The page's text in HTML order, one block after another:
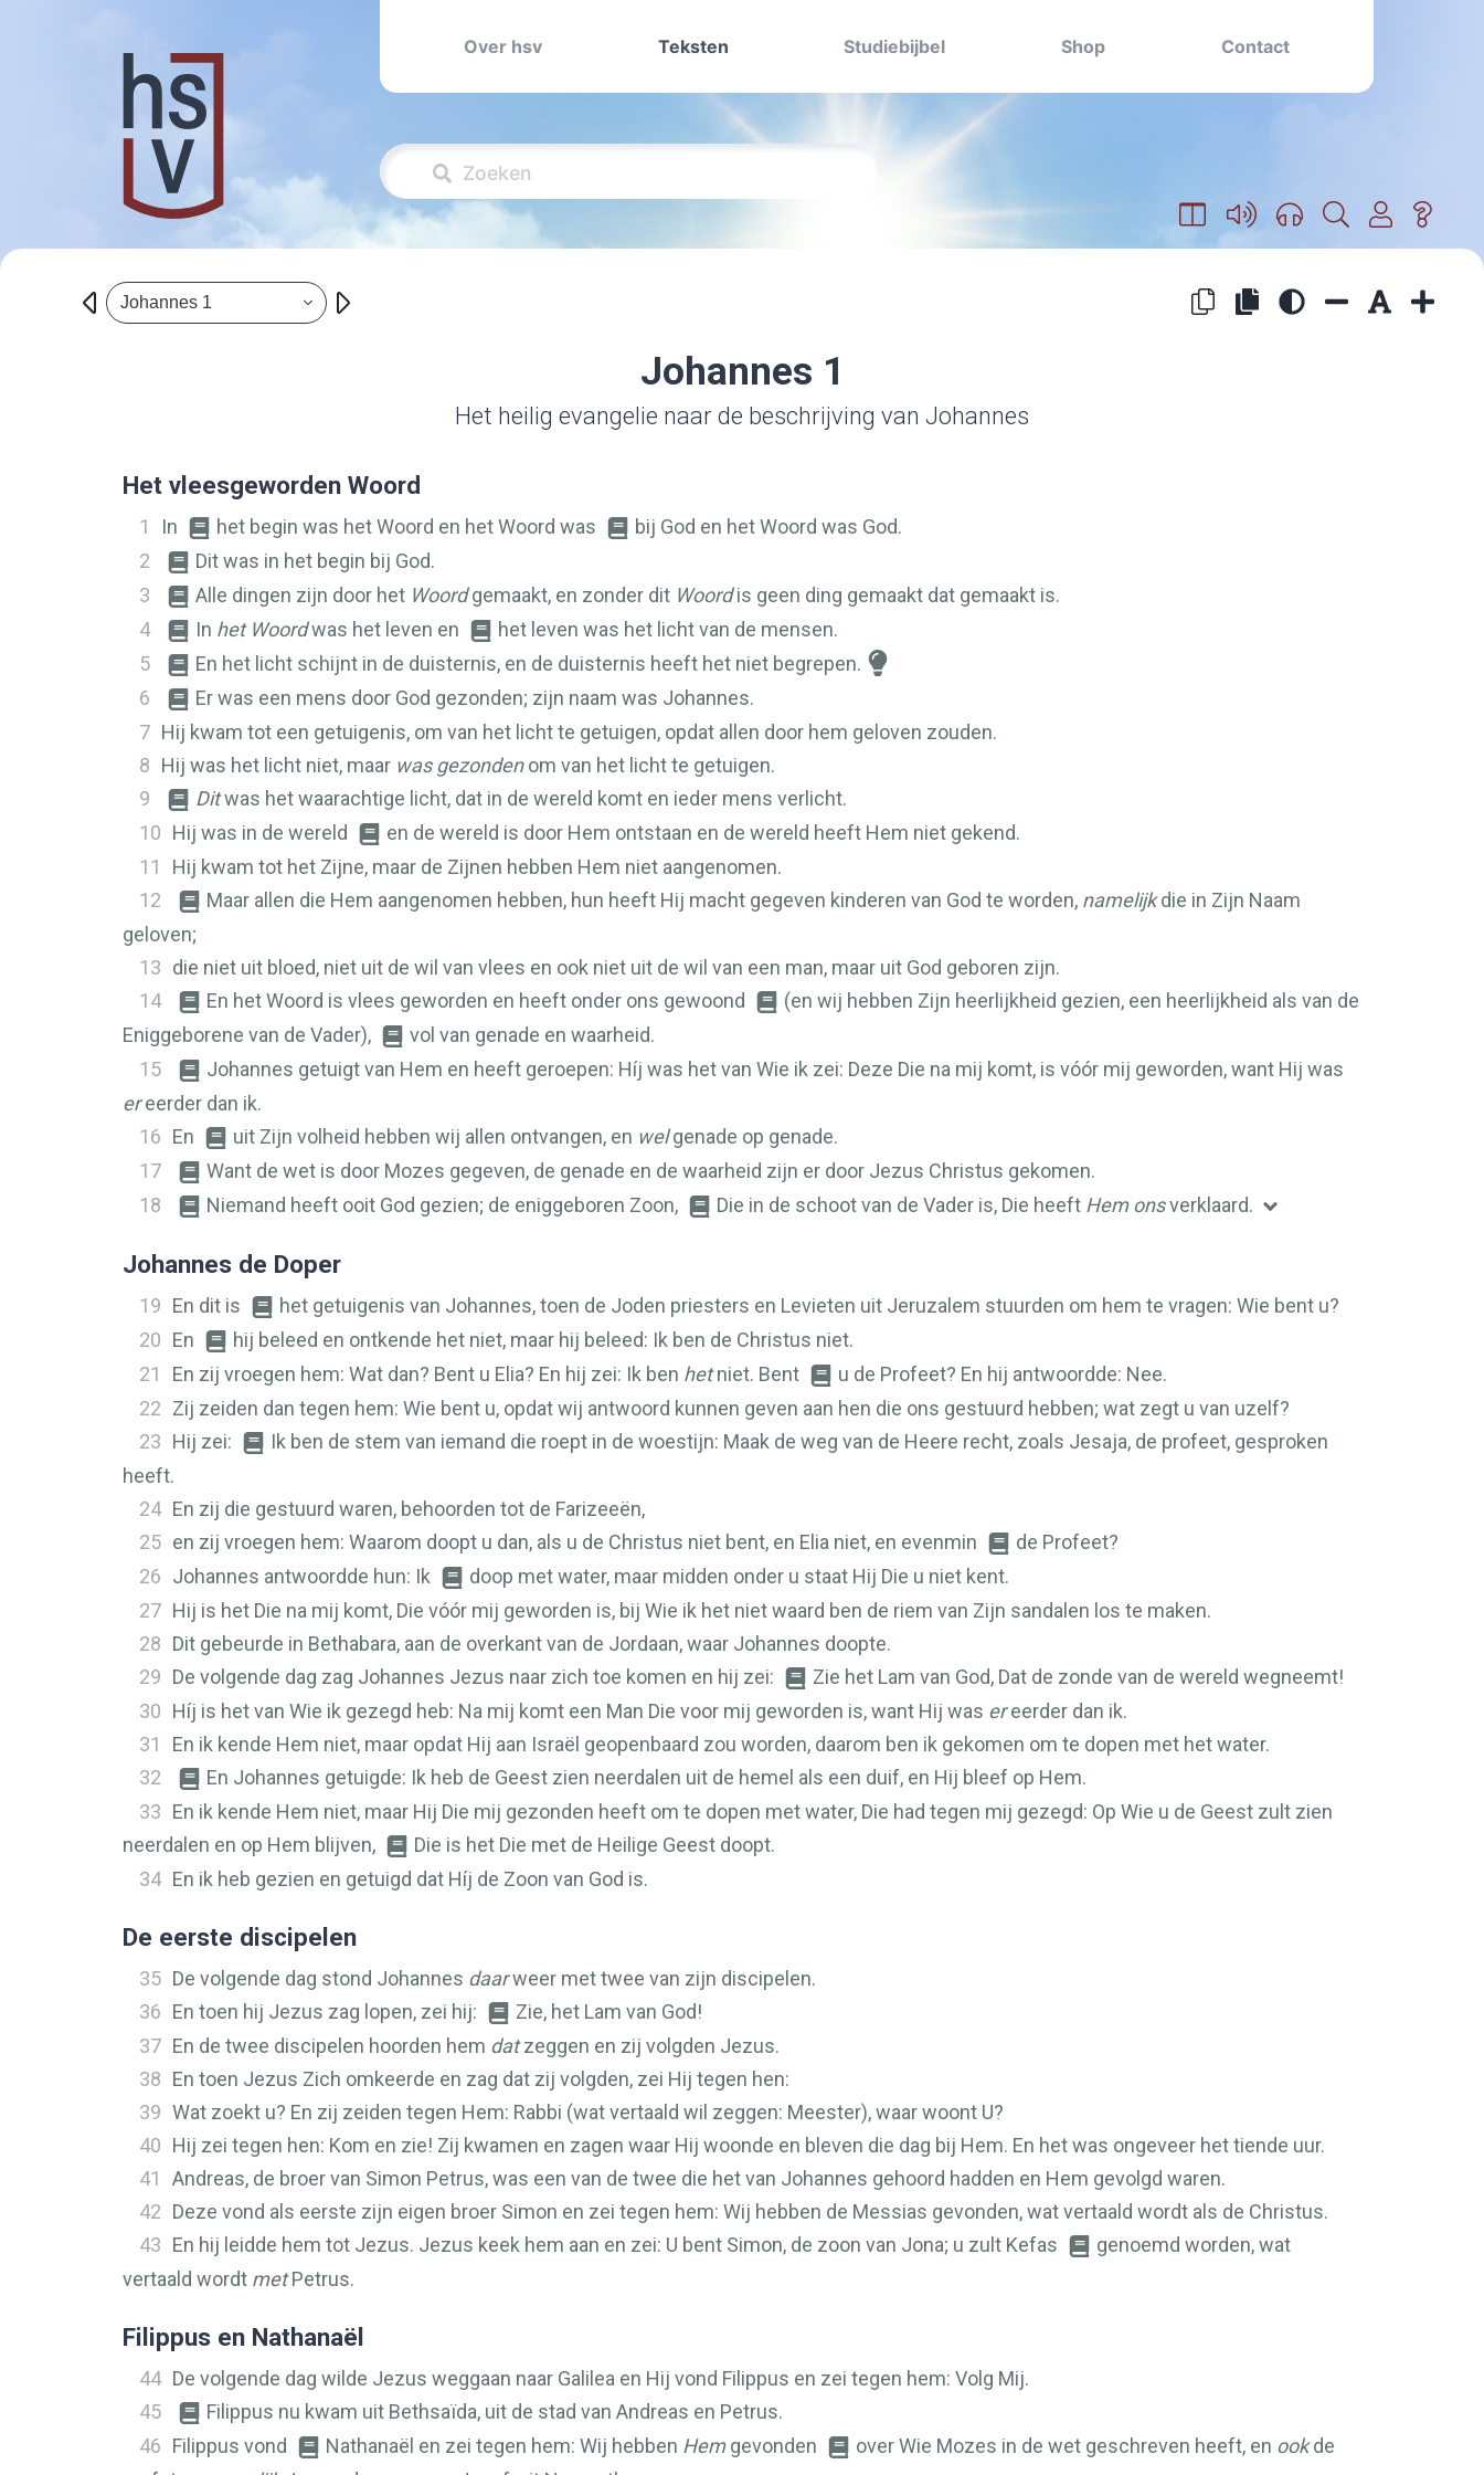
Over hsv Teksten Studiebijbel Shop Contact
Johannes 1
Johannes 1
Het heilig evangelie naar de beschrijving van Johannes
Het vleesgeworden Woord
1 In het begin was het Woord en het Woord was
bij God en het Woord was God.
2
Dit was in het begin bij God.
3
Alle dingen zijn door het Woordgemaakt, en zonder dit Woordis geen ding gemaakt dat gemaakt is.
4
In het Woordwas het leven en
het leven was het licht van de mensen.
5
En het licht schijnt in de duisternis, en de duisternis heeft het niet begrepen.
6
Er was een mens door God gezonden; zijn naam was Johannes.
7 Hij kwam tot een getuigenis, om van het licht te getuigen, opdat allen door hem geloven zouden.
8 Hij was het licht niet, maar was gezondenom van het licht te getuigen.
9
Ditwas het waarachtige licht, dat in de wereld komt en ieder mens verlicht.
10 Hij was in de wereld
en de wereld is door Hem ontstaan en de wereld heeft Hem niet gekend.
11
Hij kwam tot het Zijne, maar de Zijnen hebben Hem niet aangenomen.
12
Maar allen die Hem aangenomen hebben, hun heeft Hij macht gegeven kinderen van God te worden, namelijkdie in Zijn Naam
geloven;
13 die niet uit bloed, niet uit de wil van vlees en ook niet uit de wil van een man, maar uit God geboren zijn.
14
En het Woord is vlees geworden en heeft onder ons gewoond
(en wij hebben Zijn heerlijkheid gezien, een heerlijkheid als van de
Eniggeborene van de Vader),
vol van genade en waarheid.
15
Johannes getuigt van Hem en heeft geroepen: Híj was het van Wie ik zei: Deze Die na mij komt, is vóór mij geworden, want Hij was
ereerder dan ik.
16 En uit Zijn volheid hebben wij allen ontvangen, en welgenade op genade.
17
Want de wet is door Mozes gegeven, de genade en de waarheid zijn er door Jezus Christus gekomen.
18
Niemand heeft ooit God gezien; de eniggeboren Zoon, Die in de schoot van de Vader is, Die heeft Hem onsverklaard.
Johannes de Doper
19 En dit is
het getuigenis van Johannes, toen de Joden priesters en Levieten uit Jeruzalem stuurden om hem te vragen: Wie bent u?
20 En
hij beleed en ontkende het niet, maar hij beleed: Ik ben de Christus niet.
21
En zij vroegen hem: Wat dan? Bent u Elia? En hij zei: Ik ben hetniet. Bent
u de Profeet? En hij antwoordde: Nee.
22 Zij zeiden dan tegen hem: Wie bent u, opdat wij antwoord kunnen geven aan hen die ons gestuurd hebben; wat zegt u van uzelf?
23 Hij zei:
Ik ben de stem van iemand die roept in de woestijn: Maak de weg van de Heere recht, zoals Jesaja, de profeet, gesproken
heeft.
24 En zij die gestuurd waren, behoorden tot de Farizeeën,
25 en zij vroegen hem: Waarom doopt u dan, als u de Christus niet bent, en Elia niet, en evenmin
de Profeet?
26 Johannes antwoordde hun: Ik
doop met water, maar midden onder u staat Hij Die u niet kent.
27 Hij is het Die na mij komt, Die vóór mij geworden is, bij Wie ik het niet waard ben de riem van Zijn sandalen los te maken.
28 Dit gebeurde in Bethabara, aan de overkant van de Jordaan, waar Johannes doopte.
29 De volgende dag zag Johannes Jezus naar zich toe komen en hij zei:
Zie het Lam van God, Dat de zonde van de wereld wegneemt!
30 Híj is het van Wie ik gezegd heb: Na mij komt een Man Die voor mij geworden is, want Hij was ereerder dan ik.
31
En ik kende Hem niet, maar opdat Hij aan Israël geopenbaard zou worden, daarom ben ik gekomen om te dopen met het water.
32
En Johannes getuigde: Ik heb de Geest zien neerdalen uit de hemel als een duif, en Hij bleef op Hem.
33 En ik kende Hem niet, maar Hij Die mij gezonden heeft om te dopen met water, Die had tegen mij gezegd: Op Wie u de Geest zult zien
neerdalen en op Hem blijven,
Die is het Die met de Heilige Geest doopt.
34 En ik heb gezien en getuigd dat Híj de Zoon van God is.
De eerste discipelen
35 De volgende dag stond Johannes daarweer met twee van zijn discipelen.
36 En toen hij Jezus zag lopen, zei hij:
Zie, het Lam van God!
37 En de twee discipelen hoorden hem datzeggen en zij volgden Jezus.
38 En toen Jezus Zich omkeerde en zag dat zij volgden, zei Hij tegen hen:
39 Wat zoekt u? En zij zeiden tegen Hem: Rabbi (wat vertaald wil zeggen: Meester), waar woont U?
40 Hij zei tegen hen: Kom en zie! Zij kwamen en zagen waar Hij woonde en bleven die dag bij Hem. En het was ongeveer het tiende uur.
41
Andreas, de broer van Simon Petrus, was een van de twee die het van Johannes gehoord hadden en Hem gevolgd waren.
42 Deze vond als eerste zijn eigen broer Simon en zei tegen hem: Wij hebben de Messias gevonden, wat vertaald wordt als de Christus.
43 En hij leidde hem tot Jezus. Jezus keek hem aan en zei: U bent Simon, de zoon van Jona; u zult Kefas
genoemd worden, wat
vertaald wordt metPetrus.
Filippus en Nathanaël
44 De volgende dag wilde Jezus weggaan naar Galilea en Hij vond Filippus en zei tegen hem: Volg Mij.
45
Filippus nu kwam uit Bethsaïda, uit de stad van Andreas en Petrus.
46 Filippus vond Nathanaël en zei tegen hem: Wij hebben Hemgevonden over Wie Mozes in de wet geschreven heeft, en ookde